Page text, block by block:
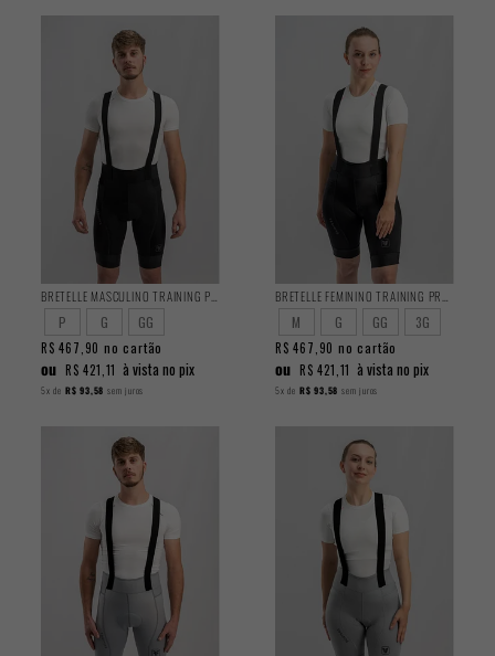
P G GG
R$ 467,90 no cartão
ou R$ 421,11 à vista no pix
5x de R$ 93,58 sem juros
M G GG 3G
R$ 467,90 no cartão
ou R$ 421,11 à vista no pix
5x de R$ 93,58 sem juros